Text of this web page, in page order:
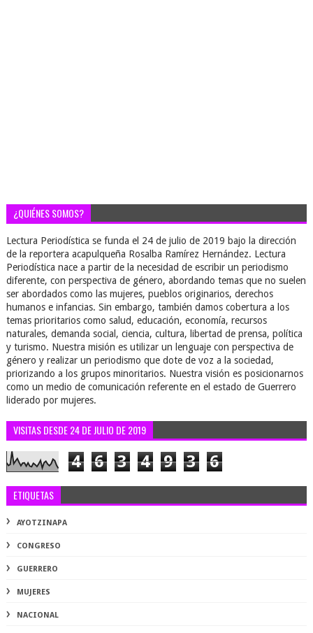
¿QUIÉNES SOMOS?
Lectura Periodística se funda el 24 de julio de 2019 bajo la dirección
de la reportera acapulqueña Rosalba Ramírez Hernández. Lectura
Periodística nace a partir de la necesidad de escribir un periodismo
diferente, con perspectiva de género, abordando temas que no suelen
ser abordados como las mujeres, pueblos originarios, derechos
humanos e infancias. Sin embargo, también damos cobertura a los
temas prioritarios como salud, educación, economía, recursos
naturales, demanda social, ciencia, cultura, libertad de prensa, política
y turismo. Nuestra misión es utilizar un lenguaje con perspectiva de
género y realizar un periodismo que dote de voz a la sociedad,
priorizando a los grupos minoritarios. Nuestra visión es posicionarnos
como un medio de comunicación referente en el estado de Guerrero
liderado por mujeres.
VISITAS DESDE 24 DE JULIO DE 2019
4 6 3 4 9 3 6
ETIQUETAS
AYOTZINAPA
CONGRESO
GUERRERO
MUJERES
NACIONAL